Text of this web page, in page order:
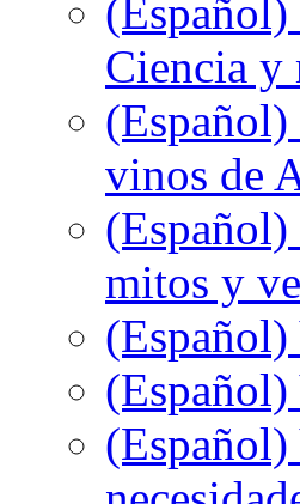
Ciencia y
(Español)
vinos de
mitos y
(Español)